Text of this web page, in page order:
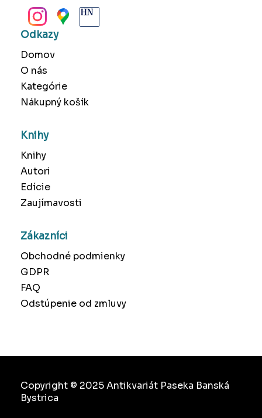
Odkazy
Domov
O nás
Kategórie
Nákupný košík
Knihy
Knihy
Autori
Edície
Zaujímavosti
Zákazníci
Obchodné podmienky
GDPR
FAQ
Odstúpenie od zmluvy
Copyright © 2025 Antikvariát Paseka Banská
Bystrica